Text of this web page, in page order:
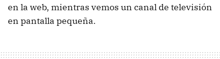
en la web, mientras vemos un canal de televisión
en pantalla pequeña.